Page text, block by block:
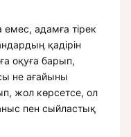
емес, адамға тірек
қадірін
оқуға барып,
не ағайыны
жол көрсетсе, ол
пен сыйластық